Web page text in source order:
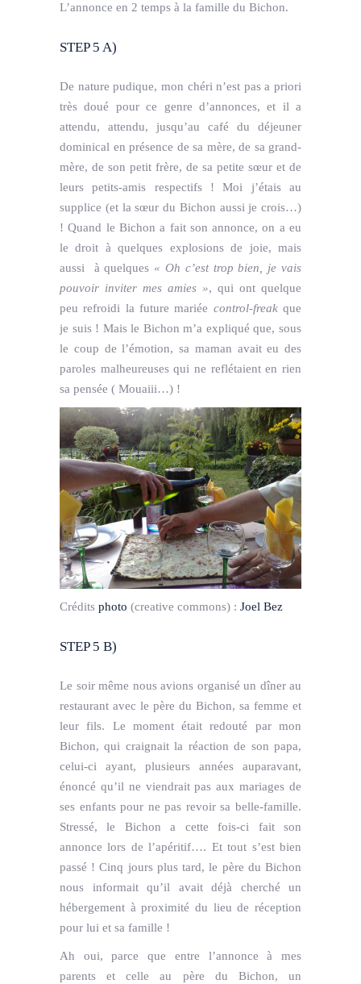
L’annonce en 2 temps à la famille du Bichon.
STEP 5 A)
De nature pudique, mon chéri n’est pas a priori
très doué pour ce genre d’annonces, et il a
attendu, attendu, jusqu’au café du déjeuner
dominical en présence de sa mère, de sa grand-
mère, de son petit frère, de sa petite sœur et de
leurs petits-amis respectifs ! Moi j’étais au
supplice (et la sœur du Bichon aussi je crois…)
! Quand le Bichon a fait son annonce, on a eu
le droit à quelques explosions de joie, mais
aussi à quelques « Oh c’est trop bien, je vais
pouvoir inviter mes amies », qui ont quelque
peu refroidi la future mariée control-freakque
je suis ! Mais le Bichon m’a expliqué que, sous
le coup de l’émotion, sa maman avait eu des
paroles malheureuses qui ne reflétaient en rien
sa pensée ( Mouaiii…) !
Crédits photo (creative commons) : Joel Bez
STEP 5 B)
Le soir même nous avions organisé un dîner au
restaurant avec le père du Bichon, sa femme et
leur fils. Le moment était redouté par mon
Bichon, qui craignait la réaction de son papa,
celui-ci ayant, plusieurs années auparavant,
énoncé qu’il ne viendrait pas aux mariages de
ses enfants pour ne pas revoir sa belle-famille.
Stressé, le Bichon a cette fois-ci fait son
annonce lors de l’apéritif…. Et tout s’est bien
passé ! Cinq jours plus tard, le père du Bichon
nous informait qu’il avait déjà cherché un
hébergement à proximité du lieu de réception
pour lui et sa famille !
Ah oui, parce que entre l’annonce à mes
parents et celle au père du Bichon, un